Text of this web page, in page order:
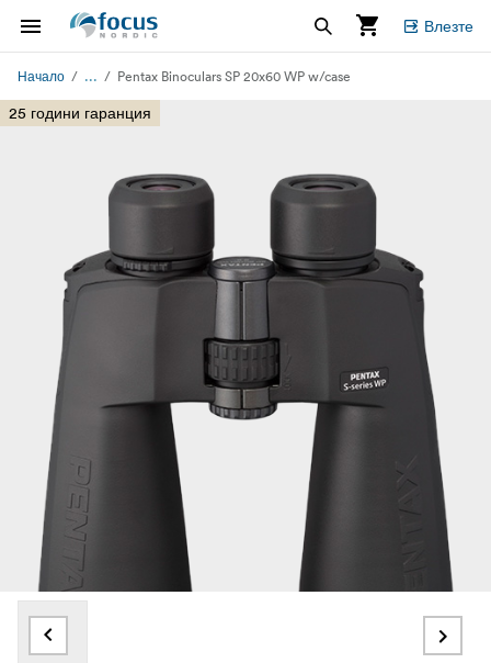
Влезте
Начало ... Pentax Binoculars SP 20x60 WP w/case
25 години гаранция